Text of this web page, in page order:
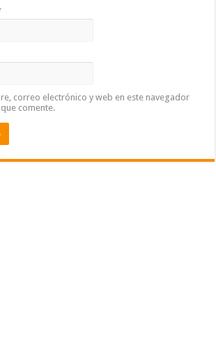
correo electrónico y web en este navegador
comente.